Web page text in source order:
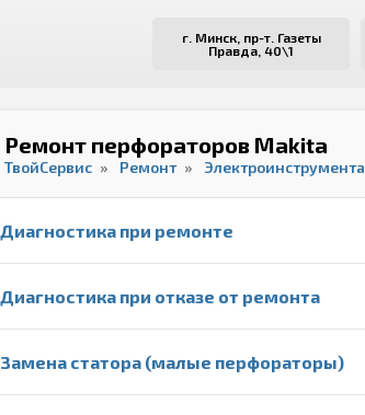
г. Минск, пр-т. Газеты
Правда, 40\1
Ремонт перфораторов Makita
ТвойСервис Ремонт Электроинструмента
Диагностика при ремонте
Диагностика при отказе от ремонта
Замена статора (малые перфораторы)